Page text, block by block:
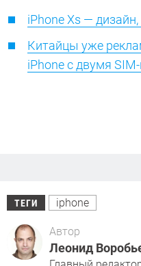
iPhone Xs —
Китайцы уже
iPhone с двумя
ТЕГИ iphone
Автор
Леонид